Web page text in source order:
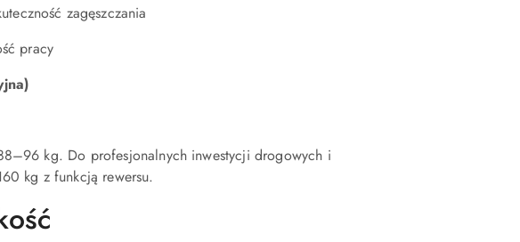
zagęszczania
pracy
kg. Do profesjonalnych inwestycji drogowych i
kg z funkcją rewersu.